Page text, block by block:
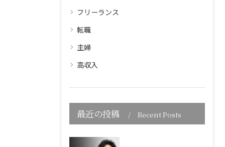
フリーランス
転職
主婦
高収入
最近の投稿 Recent Posts